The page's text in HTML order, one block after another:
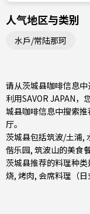
人气地区与类别
水戶/常陆那珂
请从茨城县咖啡信息中
利用SAVOR JAPAN
城县咖啡信息中搜索
厅。
茨城县包括筑波/土浦,
偕乐园, 筑波山的美食
茨城县推荐的料理种类
烧, 烤肉, 会席料理（日